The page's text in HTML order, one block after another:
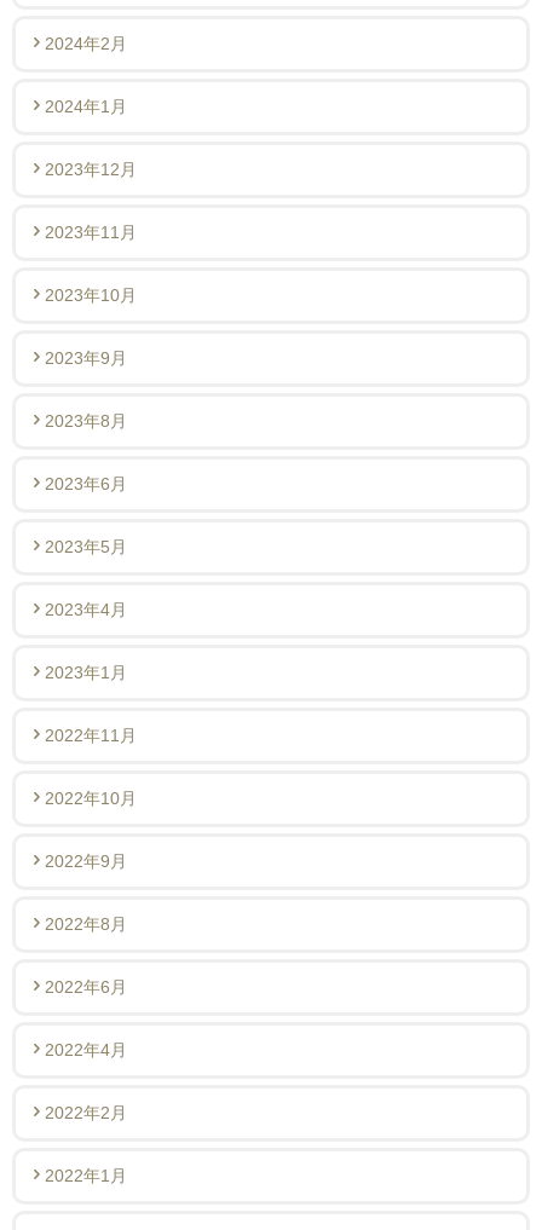
2024年2月
2024年1月
2023年12月
2023年11月
2023年10月
2023年9月
2023年8月
2023年6月
2023年5月
2023年4月
2023年1月
2022年11月
2022年10月
2022年9月
2022年8月
2022年6月
2022年4月
2022年2月
2022年1月